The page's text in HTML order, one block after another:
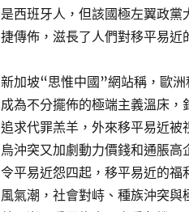
是西班牙人，但該國極左翼政
捷傳佈，滋長了人們對移平易近
新加坡“思惟中國”網站稱，歐
成為不分擺佈的極端主義溫床
追求代罪羔羊，外來移平易近
烏沖突又加劇動力價錢和通脹
令平易近怨四起，移平易近的
風氣潮，社會對峙、種族沖突